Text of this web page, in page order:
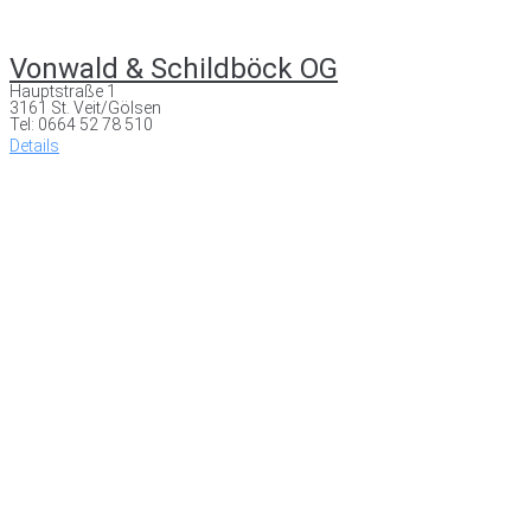
Vonwald & Schildböck OG
Hauptstraße 1
3161 St. Veit/Gölsen
Tel: 0664 52 78 510
Details